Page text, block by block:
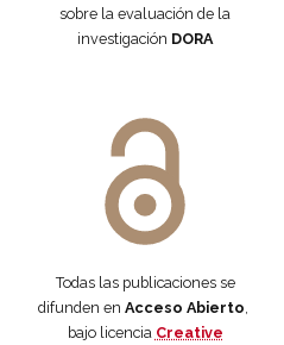
sobre la evaluación de la
investigación DORA
Todas las publicaciones se
difunden en Acceso Abierto
bajo licencia Creative